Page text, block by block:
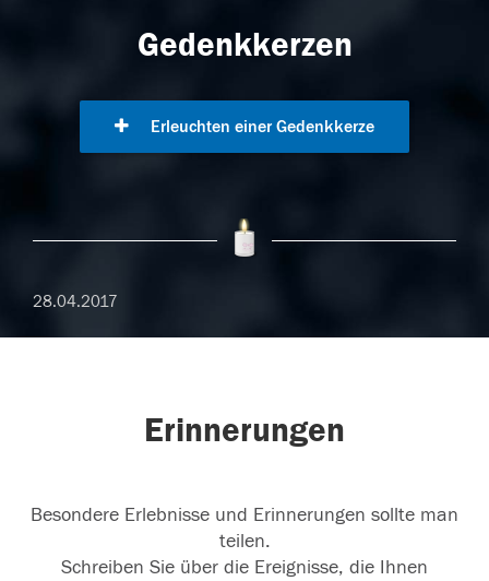
Gedenkkerzen
Erleuchten einer Gedenkkerze
28.04.2017
Erinnerungen
Besondere Erlebnisse und Erinnerungen sollte man
teilen.
Schreiben Sie über die Ereignisse, die Ihnen